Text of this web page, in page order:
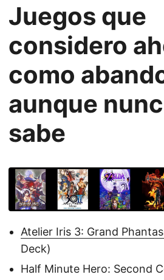
Juegos que
considero
como
aunque
sabe
Atelier Iris 3: Grand
Deck)
Half Minute Hero: Second